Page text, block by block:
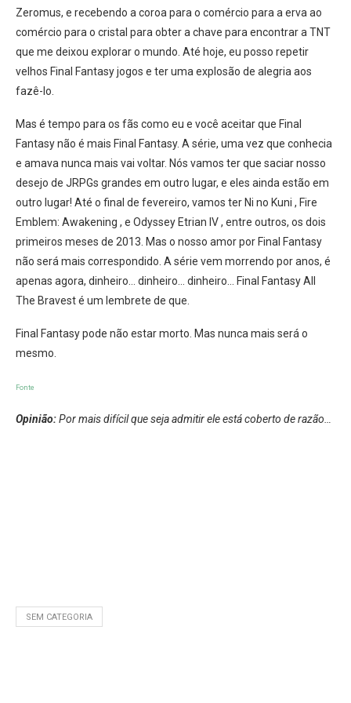
Zeromus, e recebendo a coroa para o comércio para a erva ao
comércio para o cristal para obter a chave para encontrar a TNT
que me deixou explorar o mundo. Até hoje, eu posso repetir
velhos Final Fantasy jogos e ter uma explosão de alegria aos
fazê-lo.
Mas é tempo para os fãs como eu e você aceitar que Final
Fantasy não é mais Final Fantasy. A série, uma vez que conhecia
e amava nunca mais vai voltar. Nós vamos ter que saciar nosso
desejo de JRPGs grandes em outro lugar, e eles ainda estão em
outro lugar! Até o final de fevereiro, vamos ter Ni no Kuni , Fire
Emblem: Awakening , e Odyssey Etrian IV , entre outros, os dois
primeiros meses de 2013. Mas o nosso amor por Final Fantasy
não será mais correspondido. A série vem morrendo por anos, é
apenas agora, dinheiro… dinheiro… dinheiro… Final Fantasy All
The Bravest é um lembrete de que.
Final Fantasy pode não estar morto. Mas nunca mais será o
mesmo.
Fonte
Opinião:Por mais difícil que seja admitir ele está coberto de razão…
SEM CATEGORIA